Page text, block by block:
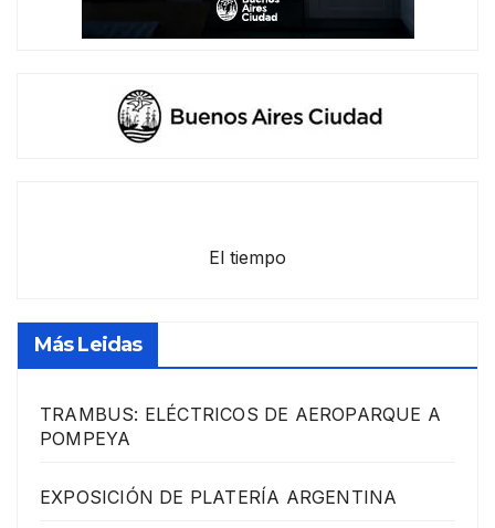
El tiempo
Más Leidas
TRAMBUS: ELÉCTRICOS DE AEROPARQUE A
POMPEYA
EXPOSICIÓN DE PLATERÍA ARGENTINA